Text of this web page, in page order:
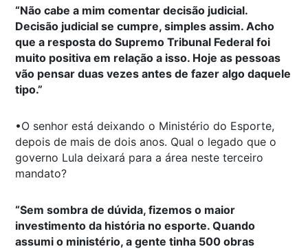
“Não cabe a mim comentar decisão judicial.
Decisão judicial se cumpre, simples assim. Acho
que a resposta do Supremo Tribunal Federal foi
muito positiva em relação a isso. Hoje as pessoas
vão pensar duas vezes antes de fazer algo daquele
tipo.”
•O senhor está deixando o Ministério do Esporte,
depois de mais de dois anos. Qual o legado que o
governo Lula deixará para a área neste terceiro
mandato?
“Sem sombra de dúvida, fizemos o maior
investimento da história no esporte. Quando
assumi o ministério, a gente tinha 500 obras